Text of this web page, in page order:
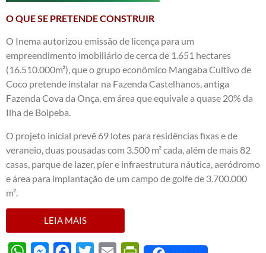
O QUE SE PRETENDE CONSTRUIR
O Inema autorizou emissão de licença para um
empreendimento imobiliário de cerca de 1.651 hectares
(16.510.000m²), que o grupo econômico Mangaba Cultivo de
Coco pretende instalar na Fazenda Castelhanos, antiga
Fazenda Cova da Onça, em área que equivale a quase 20% da
Ilha de Boipeba.
O projeto inicial prevê 69 lotes para residências fixas e de
veraneio, duas pousadas com 3.500 m² cada, além de mais 82
casas, parque de lazer, píer e infraestrutura náutica, aeródromo
e área para implantação de um campo de golfe de 3.700.000
m².
LEIA MAIS